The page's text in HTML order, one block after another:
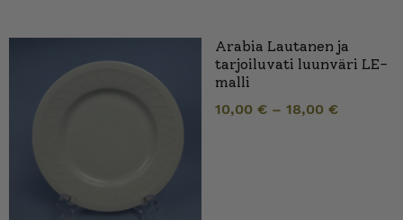
Arabia Lautanen ja
tarjoiluvati luunväri LE-
malli
10,00 € – 18,00 €